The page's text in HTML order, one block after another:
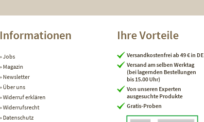
Informationen
Jobs
Magazin
Newsletter
Über uns
Widerruf erklären
Widerrufsrecht
Datenschutz
Ihre Vorteile
Versandkostenfrei ab 49 € in DE
Versand am selben Werktag
(bei lagernden Bestellungen
bis 15.00 Uhr)
Von unseren Experten
ausgesuchte Produkte
Gratis-Proben